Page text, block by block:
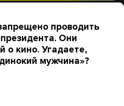
проводить
Они
о кино. Угадаете,
мужчина»?